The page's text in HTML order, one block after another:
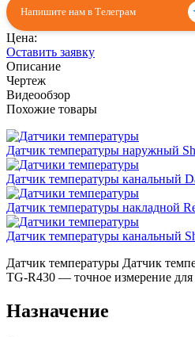
Напишите нам в Телеграм
Цена:
Оставить заявку
Описание
Чертеж
Видеообзор
Похожие товары
Датчик температуры наружный
Датчик температуры канальный
Датчик температуры накладной
Датчик температуры канальный
Датчик температуры Датчик
TG-R430 — точное измерение
Назначение